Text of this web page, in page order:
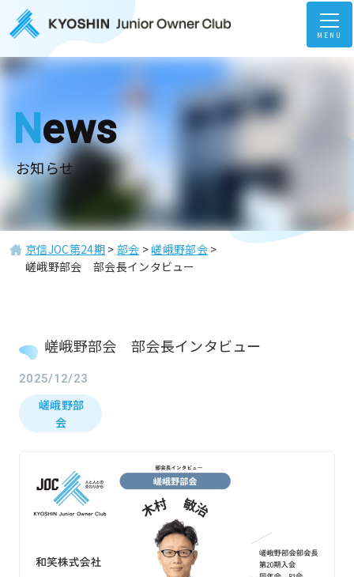
MENU
News
お知らせ
京信JOC第24期> 部会 >嵯峨野部会 >
嵯峨野部会 部会長インタビュー
嵯峨野部会 部会長インタビュー
2025/12/23
嵯峨野部
会